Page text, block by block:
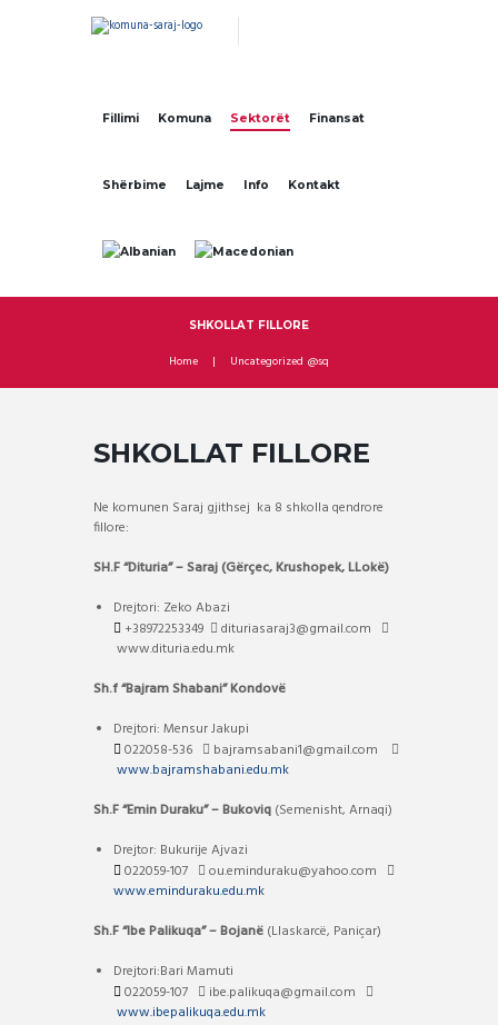
Fillimi Komuna Sektorët Finansat
Shërbime Lajme Info Kontakt
SHKOLLAT FILLORE
Home Uncategorized @sq
SHKOLLAT FILLORE
Ne komunen Saraj gjithsej ka 8 shkolla qendrore
fillore:
SH.F “Dituria” – Saraj (Gërçec, Krushopek, LLokë)
Drejtori: Zeko Abazi
+38972253349
dituriasaraj3@gmail.com
www.dituria.edu.mk
Sh.f “Bajram Shabani” Kondovë
Drejtori: Mensur Jakupi
022058-536
bajramsabani1@gmail.com
www.bajramshabani.edu.mk
Sh.F “Emin Duraku”– Bukoviq (Semenisht, Arnaqi)
Drejtor: Bukurije Ajvazi
022059-107
ou.eminduraku@yahoo.com
www.eminduraku.edu.mk
Sh.F “Ibe Palikuqa” – Bojanë (Llaskarcë, Paniçar)
Drejtori:Bari Mamuti
022059-107
ibe.palikuqa@gmail.com
www.ibepalikuqa.edu.mk